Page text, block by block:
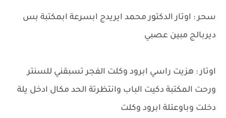
سحر : اوتار الدكتور محمد ايريدج ابسرعة ابمكتبة بس
ديربالج مبين عصبي
اوتار : هزيت راسي ابرود وكلت الفجر تسبقني للسنتر
ورحت المكتبة دكيت الباب وانتظرتة الحد مكال ادخل يلة
دخلت وباوعتلة ابرود وكلت